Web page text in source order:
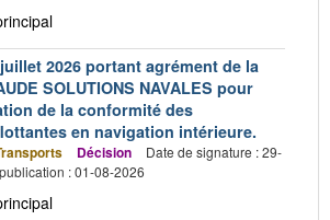
2026 portant agrément de la
SOLUTIONS NAVALES pour
de la conformité des
en navigation intérieure.
Décision
Date de signature : 29-
: 01-08-2026